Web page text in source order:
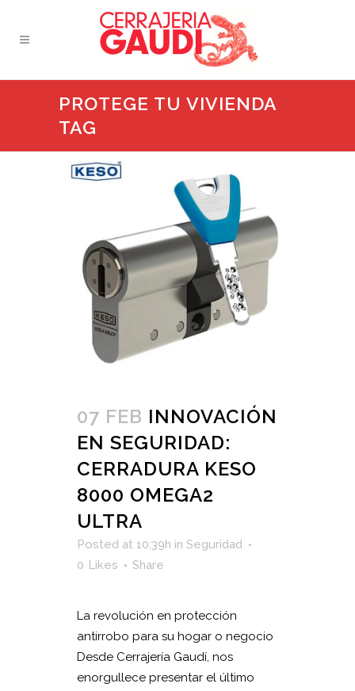
PROTEGE TU VIVIENDA
TAG
07 FEB INNOVACIÓN
EN SEGURIDAD:
CERRADURA KESO
8000 OMEGA2
ULTRA
Posted at 10:39h in Seguridad
0 Likes Share
La revolución en protección
antirrobo para su hogar o negocio
Desde Cerrajería Gaudí, nos
enorgullece presentar el último